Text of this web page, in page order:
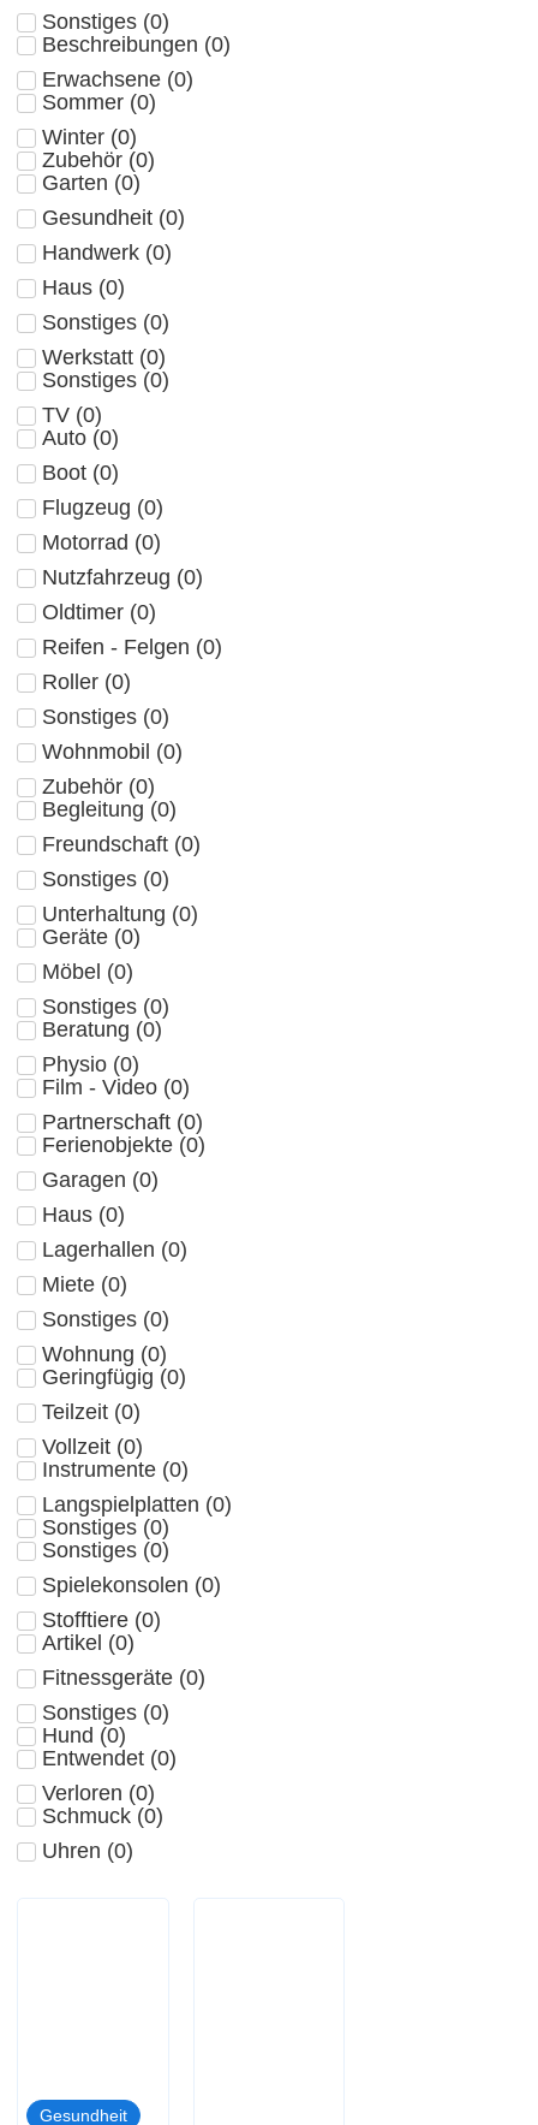
Sonstiges (0)
Beschreibungen (0)
Erwachsene (0)
Sommer (0)
Winter (0)
Zubehör (0)
Garten (0)
Gesundheit (0)
Handwerk (0)
Haus (0)
Sonstiges (0)
Werkstatt (0)
Sonstiges (0)
TV (0)
Auto (0)
Boot (0)
Flugzeug (0)
Motorrad (0)
Nutzfahrzeug (0)
Oldtimer (0)
Reifen - Felgen (0)
Roller (0)
Sonstiges (0)
Wohnmobil (0)
Zubehör (0)
Begleitung (0)
Freundschaft (0)
Sonstiges (0)
Unterhaltung (0)
Geräte (0)
Möbel (0)
Sonstiges (0)
Beratung (0)
Physio (0)
Film - Video (0)
Partnerschaft (0)
Ferienobjekte (0)
Garagen (0)
Haus (0)
Lagerhallen (0)
Miete (0)
Sonstiges (0)
Wohnung (0)
Geringfügig (0)
Teilzeit (0)
Vollzeit (0)
Instrumente (0)
Langspielplatten (0)
Sonstiges (0)
Sonstiges (0)
Spielekonsolen (0)
Stofftiere (0)
Artikel (0)
Fitnessgeräte (0)
Sonstiges (0)
Hund (0)
Entwendet (0)
Verloren (0)
Schmuck (0)
Uhren (0)
Gesundheit